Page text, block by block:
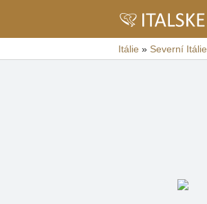
Itálie » Severní Itálie